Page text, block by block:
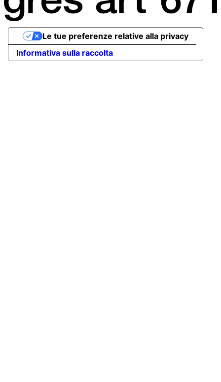
Informativa sulla raccolta
Le tue preferenze relative alla privacy